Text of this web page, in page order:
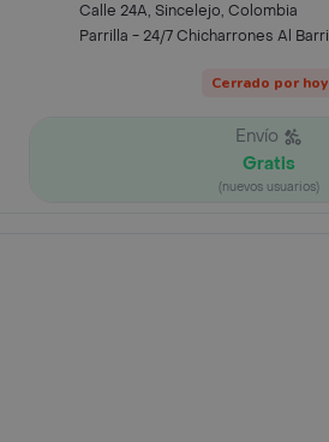
Calle 24A, Sincelejo, Colombia
Parrilla - 24/7 Chicharrones Al Barril
Cerrado por hoy
Envío
Gratis
(nuevos usuarios)